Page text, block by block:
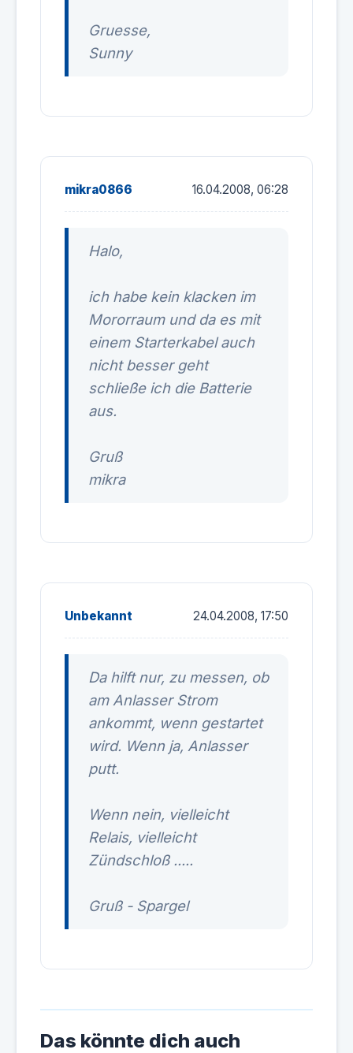
Gruesse,
Sunny
mikra0866 16.04.2008, 06:28
Halo,
ich habe kein klacken im
Mororraum und da es mit
einem Starterkabel auch
nicht besser geht
schließe ich die Batterie
aus.
Gruß
mikra
Unbekannt 24.04.2008, 17:50
Da hilft nur, zu messen, ob
am Anlasser Strom
ankommt, wenn gestartet
wird. Wenn ja, Anlasser
putt.
Wenn nein, vielleicht
Relais, vielleicht
Zündschloß .....
Gruß - Spargel
Das könnte dich auch